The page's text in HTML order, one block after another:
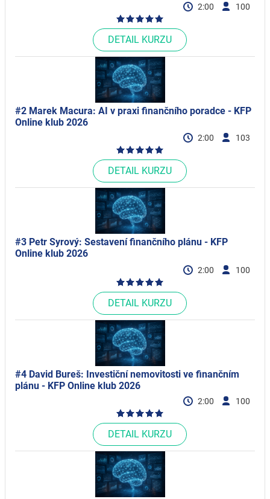
2:00 100
DETAIL KURZU
#2 Marek Macura: AI v praxi finančního poradce - KFP
Online klub 2026
2:00 103
DETAIL KURZU
#3 Petr Syrový: Sestavení finančního plánu - KFP
Online klub 2026ㅤ
2:00 100
DETAIL KURZU
#4 David Bureš: Investiční nemovitosti ve finančním
plánu - KFP Online klub 2026
2:00 100
DETAIL KURZU